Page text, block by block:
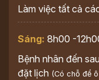
Làm việc tất cả
Sáng: 8h00 -
Bệnh nhân đến
đặt lịch (Có chỗ để